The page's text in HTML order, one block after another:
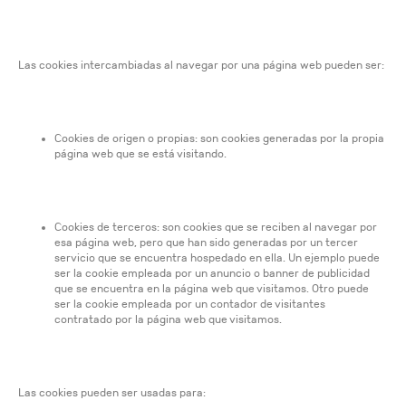
Las cookies intercambiadas al navegar por una página web pueden ser:
Cookies de origen o propias: son cookies generadas por la propia
página web que se está visitando.
Cookies de terceros: son cookies que se reciben al navegar por
esa página web, pero que han sido generadas por un tercer
servicio que se encuentra hospedado en ella. Un ejemplo puede
ser la cookie empleada por un anuncio o banner de publicidad
que se encuentra en la página web que visitamos. Otro puede
ser la cookie empleada por un contador de visitantes
contratado por la página web que visitamos.
Las cookies pueden ser usadas para: